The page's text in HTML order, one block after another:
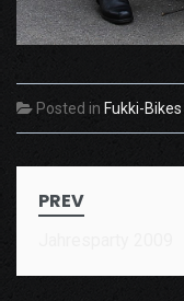
Posted in Fukki-Bikes
navigation
PREV